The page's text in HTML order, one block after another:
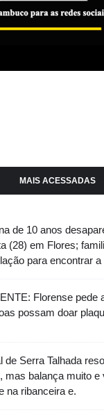
MAIS ACESSADAS
de 10 anos
(28) em Flores;
para encontrar a
Florense pede
possam doar
de Serra Talhada
mas balança muito e
na ribanceira e.